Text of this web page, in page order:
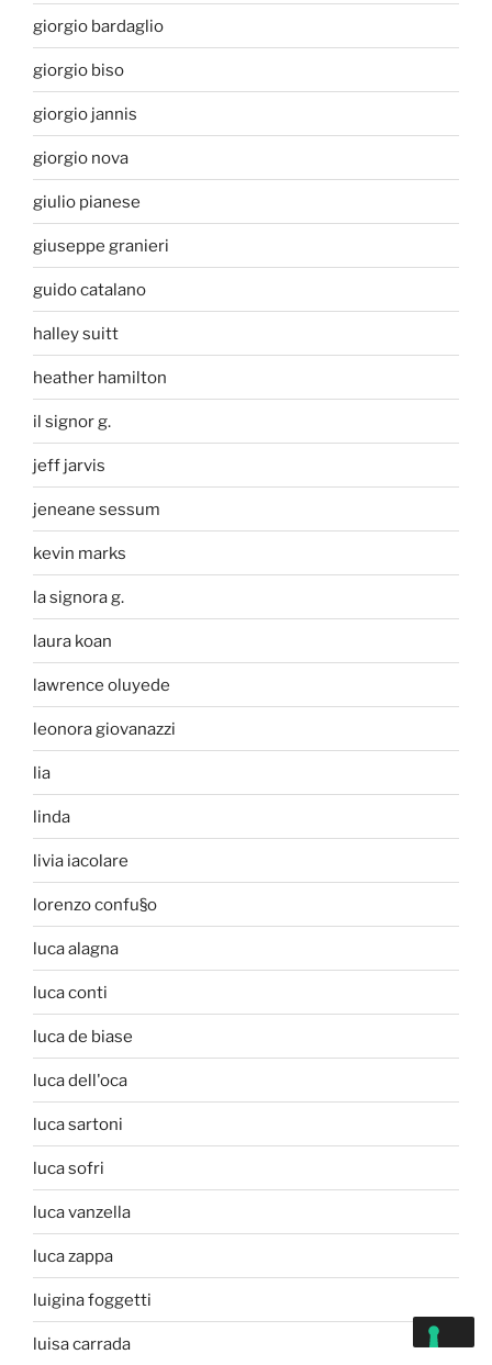
giorgio bardaglio
giorgio biso
giorgio jannis
giorgio nova
giulio pianese
giuseppe granieri
guido catalano
halley suitt
heather hamilton
il signor g.
jeff jarvis
jeneane sessum
kevin marks
la signora g.
laura koan
lawrence oluyede
leonora giovanazzi
lia
linda
livia iacolare
lorenzo confu§o
luca alagna
luca conti
luca de biase
luca dell'oca
luca sartoni
luca sofri
luca vanzella
luca zappa
luigina foggetti
luisa carrada